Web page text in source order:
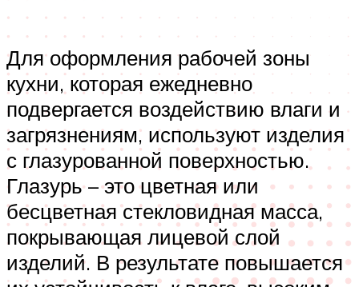
Для оформления рабочей зоны
кухни, которая ежедневно
подвергается воздействию влаги и
загрязнениям, используют изделия
с глазурованной поверхностью.
Глазурь – это цветная или
бесцветная стекловидная масса,
покрывающая лицевой слой
изделий. В результате повышается